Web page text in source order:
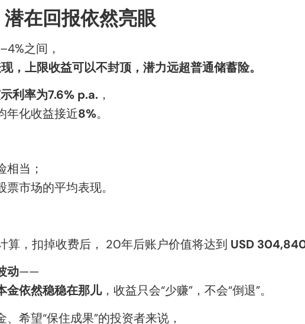
在回报依然亮眼
之间，
，上限收益可以不封顶，潜力远超普通储蓄险。
利率为7.6% p.a. ，
年化收益接近8%。
相当；
市场的平均表现。
算，扣掉收费后， 20年后账户价值将达到 USD
动——
金依然稳稳在那儿，收益只会“少赚”，不会“倒退”。
希望“保住成果”的投资者来说，